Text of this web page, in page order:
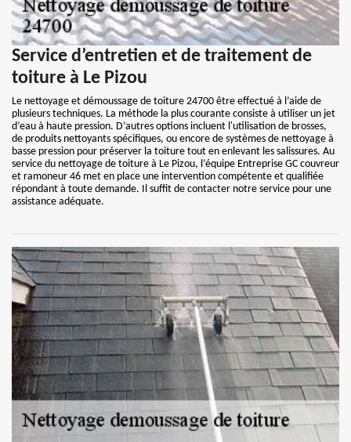
Service d’entretien et de traitement de
toiture à Le Pizou
Le nettoyage et démoussage de toiture 24700 être effectué à l’aide de
plusieurs techniques. La méthode la plus courante consiste à utiliser un jet
d’eau à haute pression. D’autres options incluent l'utilisation de brosses,
de produits nettoyants spécifiques, ou encore de systèmes de nettoyage à
basse pression pour préserver la toiture tout en enlevant les salissures. Au
service du nettoyage de toiture à Le Pizou, l’équipe Entreprise GC couvreur
et ramoneur 46 met en place une intervention compétente et qualifiée
répondant à toute demande. Il suffit de contacter notre service pour une
assistance adéquate.